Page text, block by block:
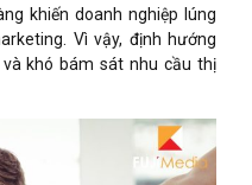
khiến doanh nghiệp lúng
Vì vậy, định hướng
khó bám sát nhu cầu thị